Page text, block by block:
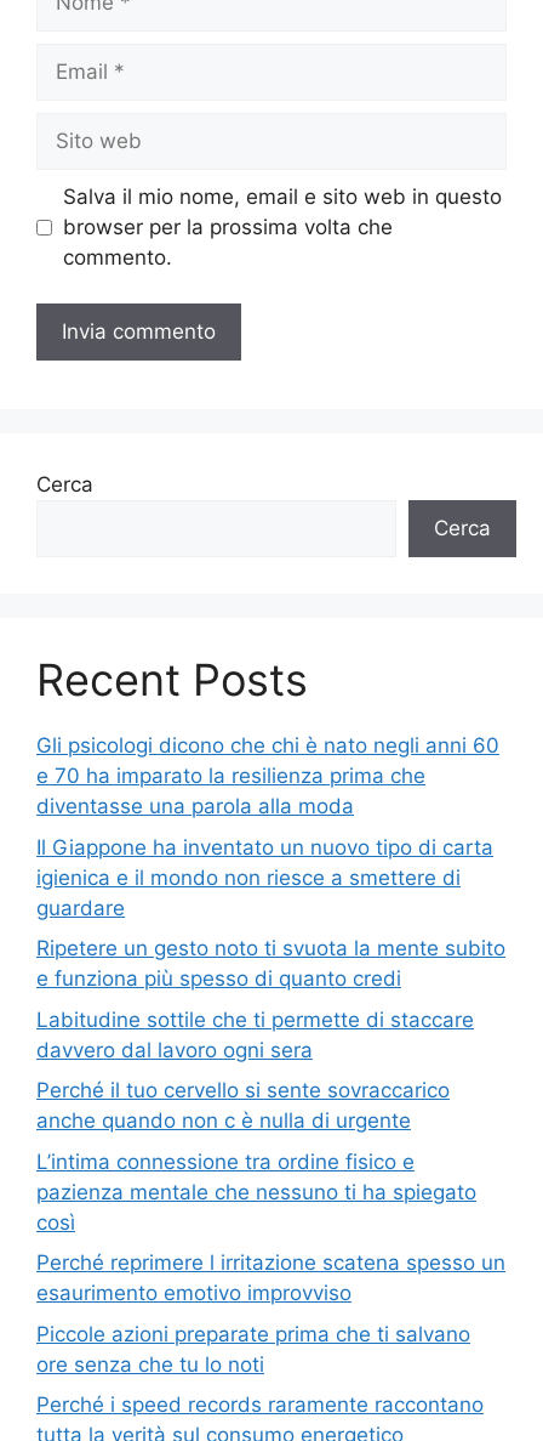
web
Salva il mio nome, email e sito web in questo
browser per la prossima volta che
commento.
Cerca
Cerca
Recent Posts
Gli psicologi dicono che chi è nato negli anni 60
e 70 ha imparato la resilienza prima che
diventasse una parola alla moda
Il Giappone ha inventato un nuovo tipo di carta
igienica e il mondo non riesce a smettere di
guardare
Ripetere un gesto noto ti svuota la mente subito
e funziona più spesso di quanto credi
Labitudine sottile che ti permette di staccare
davvero dal lavoro ogni sera
Perché il tuo cervello si sente sovraccarico
anche quando non c è nulla di urgente
L’intima connessione tra ordine fisico e
pazienza mentale che nessuno ti ha spiegato
così
Perché reprimere l irritazione scatena spesso un
esaurimento emotivo improvviso
Piccole azioni preparate prima che ti salvano
ore senza che tu lo noti
Perché i speed records raramente raccontano
tutta la verità sul consumo energetico